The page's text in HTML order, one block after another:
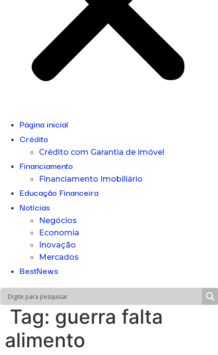
Página inicial
Crédito
Crédito com Garantia de imóvel
Financiamento
Financiamento Imobiliário
Educação Financeira
Notícias
Negócios
Economia
Inovação
Mercados
BestNews
Tag: guerra falta
alimento